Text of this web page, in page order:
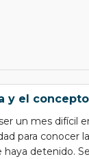
y el
un mes difícil
para conocer
detenido.